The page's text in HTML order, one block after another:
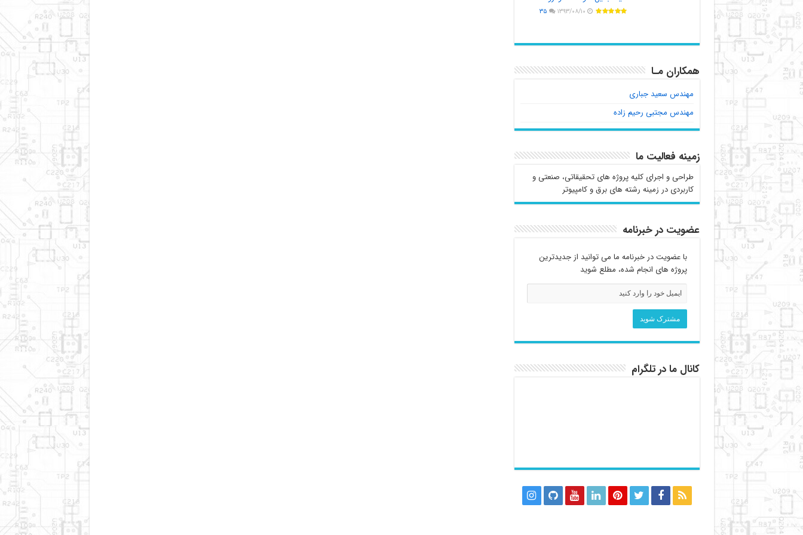
۱۳۹۳/۰۸/۱۰ ۳۵
همکاران مـا
مهندس سعید جباری
مهندس مجتبی رحیم زاده
زمینه فعالیت ما
طراحی و اجرای کلیه پروژه های تحقیقاتی، صنعتی و
کاربردی در زمینه رشته های برق و کامپیوتر
عضویت در خبرنامه
با عضویت در خبرنامه ما می توانید از جدیدترین
پروژه های انجام شده، مطلع شوید
کانال ما در تلگرام